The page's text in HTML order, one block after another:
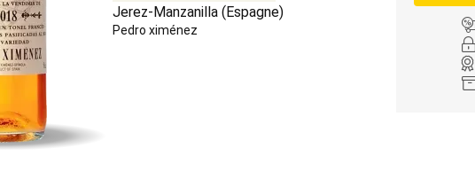
Jerez-Manzanilla (Espagne)
Pedro ximénez